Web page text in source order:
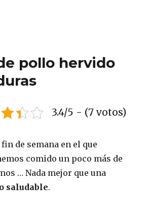
pollo hervido
3.4/5 - (7 votos)
de semana en el que
comido un poco más de
… Nada mejor que una
saludable.